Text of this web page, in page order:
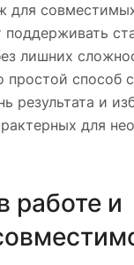
для
поддерживать
лишних
простой способ
результата и
для
работе и